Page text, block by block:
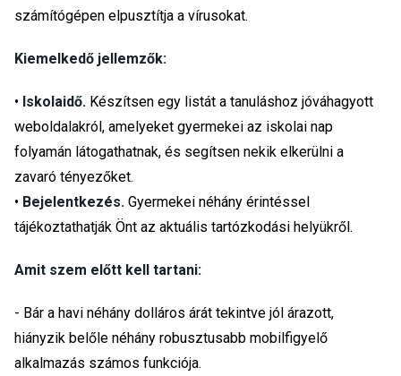
számítógépen elpusztítja a vírusokat.
Kiemelkedő jellemzők:
• Iskolaidő. Készítsen egy listát a tanuláshoz jóváhagyott
weboldalakról, amelyeket gyermekei az iskolai nap
folyamán látogathatnak, és segítsen nekik elkerülni a
zavaró tényezőket.
• Bejelentkezés. Gyermekei néhány érintéssel
tájékoztathatják Önt az aktuális tartózkodási helyükről.
Amit szem előtt kell tartani:
- Bár a havi néhány dolláros árát tekintve jól árazott,
hiányzik belőle néhány robusztusabb mobilfigyelő
alkalmazás számos funkciója.